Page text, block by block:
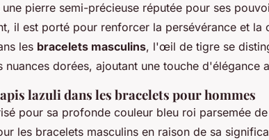
pierre semi-précieuse réputée pour ses
il est porté pour renforcer la persévérance et la
les bracelets masculins, l'œil de tigre se
nuances dorées, ajoutant une touche d'élégance
lazuli dans les bracelets pour hommes
pour sa profonde couleur bleu roi parsemée
les bracelets masculins en raison de sa